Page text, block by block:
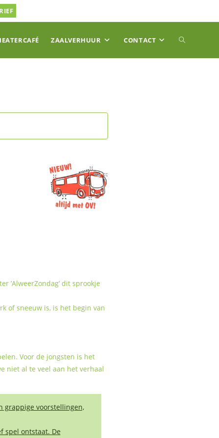
ZAALVERHUUR CONTACT TOGGLE
’AlweerZondag’ dit sprookje
of sneeuw is, is het begin van
Voor de jongsten is het
niet al te veel aan het verhaal
grappige voorstellingen,
spel ontstaat. De